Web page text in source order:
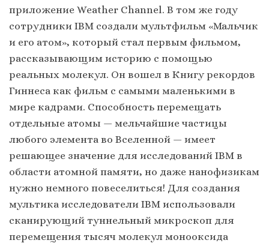
приложение Weather Channel. В том же году
сотрудники IBM создали мультфильм «Мальчик
и его атом», который стал первым фильмом,
рассказывающим историю с помощью
реальных молекул. Он вошел в Книгу рекордов
Гиннеса как фильм с самыми маленькими в
мире кадрами. Способность перемещать
отдельные атомы — мельчайшие частицы
любого элемента во Вселенной — имеет
решающее значение для исследований IBM в
области атомной памяти, но даже нанофизикам
нужно немного повеселиться! Для создания
мультика исследователи IBM использовали
сканирующий туннельный микроскоп для
перемещения тысяч молекул монооксида